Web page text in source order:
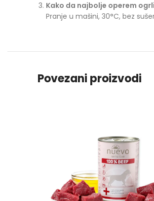
Kako da najbolje operem
Pranje u mašini, 30°C, bez
Povezani proizvodi